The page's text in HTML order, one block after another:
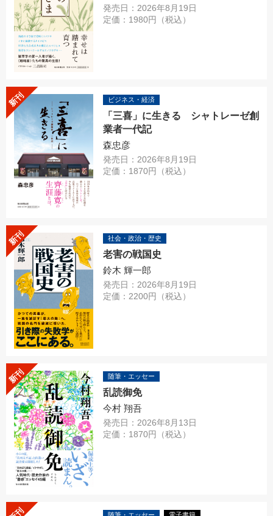
発売日：2026年8月19日
定価：1980円（税込）
新刊 ビジネス・経済
「三喜」に生きる シャトレーゼ創
業者一代記
森忠彦
発売日：2026年8月19日
定価：1870円（税込）
新刊 社会・政治・歴史
老害の戦国史
鈴木 輝一郎
発売日：2026年8月19日
定価：2200円（税込）
新刊 随筆・エッセー
乱読御免
今村 翔吾
発売日：2026年8月13日
定価：1870円（税込）